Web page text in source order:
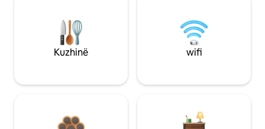
Kuzhinë wifi